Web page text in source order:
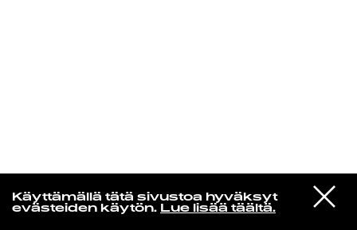
Käyttämällä tätä sivustoa hyväksyt
evästeiden käytön. Lue lisää täältä.
VIESTI
STUDIOON
Jotain lainattua